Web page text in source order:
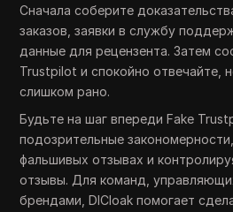
Сначала соберите
заказов, заявки в службу
данные для рецензента. Затем
Trustpilot и спокойно отвечайте,
слишком рано.
Будьте на шаг впереди Fake
подозрительные
фальшивых отзывах и
отзывы. Для команд,
брендами, DICloak помогает